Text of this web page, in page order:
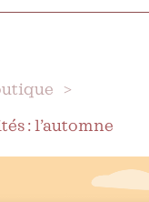
>
: l’automne